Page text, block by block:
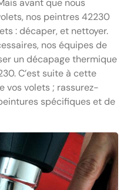
avant que nous
nos peintres 42230
: décaper, et nettoyer.
nos équipes de
un décapage thermique
C’est suite à cette
vos volets ; rassurez-
spécifiques et de